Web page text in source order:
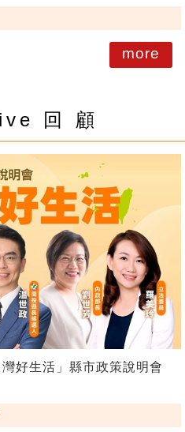
more
回 顧
好生活」縣市政策說明會